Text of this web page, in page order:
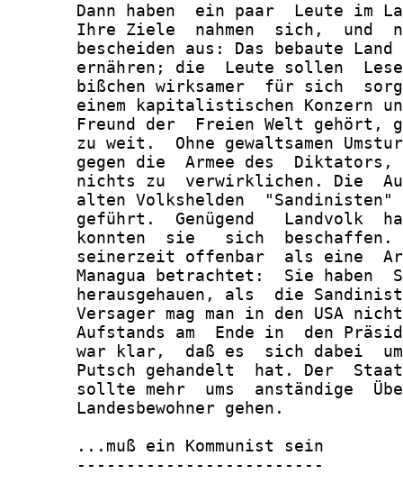
Dann haben  ein paar  Leute im
Ihre Ziele  nahmen  sich,  und
bescheiden aus: Das bebaute
ernähren; die  Leute sollen
bißchen wirksamer  für sich
einem kapitalistischen Konzern
Freund der  Freien Welt gehört,
zu weit.  Ohne gewaltsamen
gegen die  Armee des
nichts zu  verwirklichen. Die
alten Volkshelden
geführt.  Genügend   Landvolk
konnten  sie   sich
seinerzeit offenbar  als eine
Managua betrachtet:  Sie haben
herausgehauen, als  die
Versager mag man in den USA
Aufstands am  Ende in  den
war klar,  daß es  sich dabei
Putsch gehandelt  hat. Der
sollte mehr  ums  anständige
       Landesbewohner gehen.
       ...muß ein Kommunist sein
       -------------------------